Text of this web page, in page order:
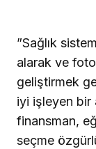
”Sağlık
alarak ve
geliştirmek
iyi işleyen bir
finansman,
seçme